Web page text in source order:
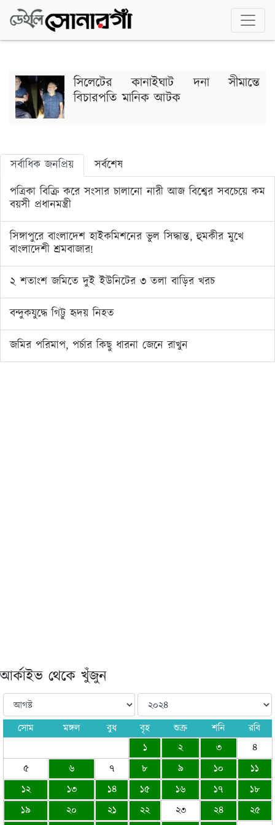
সিলেটের কানাইঘাট দনা সীমান্তে
বিচারপতি মানিক আটক
সর্বাধিক জনপ্রিয়
সর্বশেষ
পত্রিকা বিক্রি করে সংসার চালানো নারী আজ বিশ্বের সবচেয়ে কম
বয়সী প্রধানমন্ত্রী
সিঙ্গাপুরে বাংলাদেশ হাইকমিশনের ভুল সিদ্ধান্ত, হুমকীর মুখে
বাংলাদেশী শ্রমবাজার!
২ শতাংশ জমিতে দুই ইউনিটের ৩ তলা বাড়ির খরচ
বন্দুকযুদ্ধে গিট্টু হৃদয় নিহত
জমির পরিমাপ, পর্চার কিছু ধারনা জেনে রাখুন
আর্কাইভ থেকে খুঁজুন
সোম মঙ্গল বুধ বৃহ শুক্র শনি
রবি
১
২ ৩
৪
৫
৬ ৭ ৮ ৯ ১০
১১
১২
১৩ ১৪ ১৫ ১৬ ১৭
১৮
১৯
২০ ২১ ২২ ২৩ ২৪
২৫